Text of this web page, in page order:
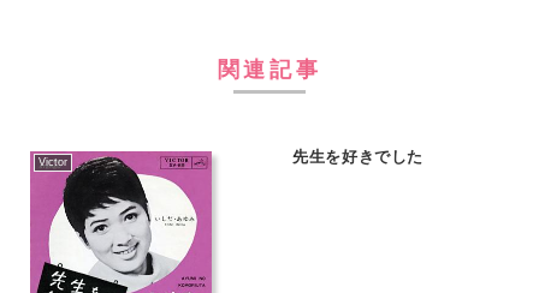
関連記事
Victor 先生を好きでした